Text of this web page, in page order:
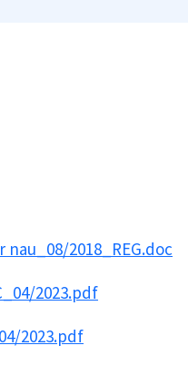
nau_08/2018_REG.doc
2023.pdf
2023.pdf